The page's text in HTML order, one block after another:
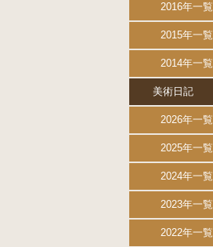
2016年一覧
2015年一覧
2014年一覧
美術日記
2026年一覧
2025年一覧
2024年一覧
2023年一覧
2022年一覧